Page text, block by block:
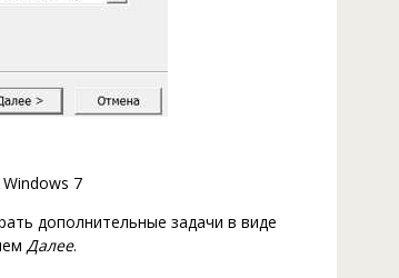
дополнительные задачи в виде
Далее.